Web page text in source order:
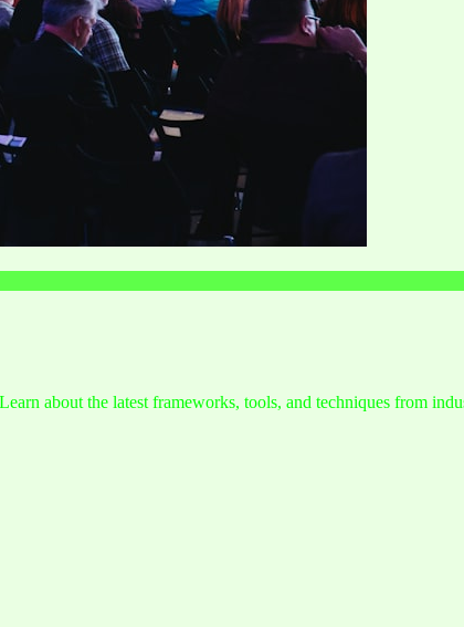
about the latest frameworks, tools, and techniques from